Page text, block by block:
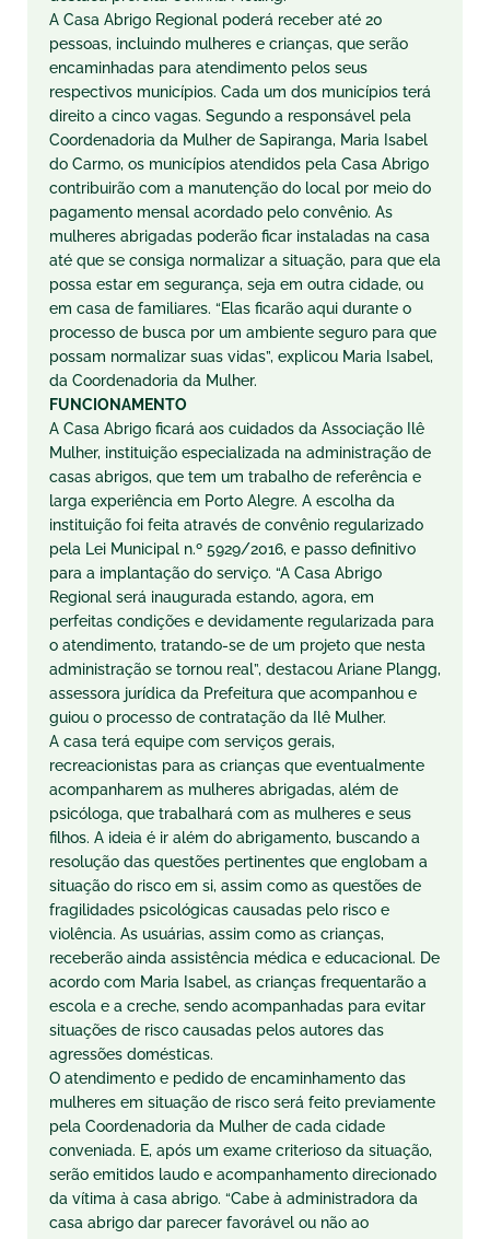
A Casa Abrigo Regional poderá receber até 20
pessoas, incluindo mulheres e crianças, que serão
encaminhadas para atendimento pelos seus
respectivos municípios. Cada um dos municípios terá
direito a cinco vagas. Segundo a responsável pela
Coordenadoria da Mulher de Sapiranga, Maria Isabel
do Carmo, os municípios atendidos pela Casa Abrigo
contribuirão com a manutenção do local por meio do
pagamento mensal acordado pelo convênio. As
mulheres abrigadas poderão ficar instaladas na casa
até que se consiga normalizar a situação, para que ela
possa estar em segurança, seja em outra cidade, ou
em casa de familiares. “Elas ficarão aqui durante o
processo de busca por um ambiente seguro para que
possam normalizar suas vidas”, explicou Maria Isabel,
da Coordenadoria da Mulher.
FUNCIONAMENTO
A Casa Abrigo ficará aos cuidados da Associação Ilê
Mulher, instituição especializada na administração de
casas abrigos, que tem um trabalho de referência e
larga experiência em Porto Alegre. A escolha da
instituição foi feita através de convênio regularizado
pela Lei Municipal n.º 5929/2016, e passo definitivo
para a implantação do serviço. “A Casa Abrigo
Regional será inaugurada estando, agora, em
perfeitas condições e devidamente regularizada para
o atendimento, tratando-se de um projeto que nesta
administração se tornou real”, destacou Ariane Plangg,
assessora jurídica da Prefeitura que acompanhou e
guiou o processo de contratação da Ilê Mulher.
A casa terá equipe com serviços gerais,
recreacionistas para as crianças que eventualmente
acompanharem as mulheres abrigadas, além de
psicóloga, que trabalhará com as mulheres e seus
filhos. A ideia é ir além do abrigamento, buscando a
resolução das questões pertinentes que englobam a
situação do risco em si, assim como as questões de
fragilidades psicológicas causadas pelo risco e
violência. As usuárias, assim como as crianças,
receberão ainda assistência médica e educacional. De
acordo com Maria Isabel, as crianças frequentarão a
escola e a creche, sendo acompanhadas para evitar
situações de risco causadas pelos autores das
agressões domésticas.
O atendimento e pedido de encaminhamento das
mulheres em situação de risco será feito previamente
pela Coordenadoria da Mulher de cada cidade
conveniada. E, após um exame criterioso da situação,
serão emitidos laudo e acompanhamento direcionado
da vítima à casa abrigo. “Cabe à administradora da
casa abrigo dar parecer favorável ou não ao